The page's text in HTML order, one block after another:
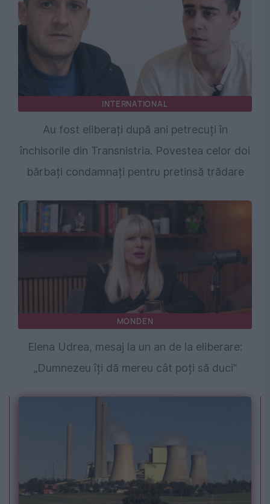
INTERNATIONAL
Au fost eliberați după ani petrecuți în
închisorile din Transnistria. Povestea celor doi
bărbați condamnați pentru pretinsă trădare
MONDEN
Elena Udrea, mesaj la un an de la eliberare:
„Dumnezeu îți dă mereu cât poți să duci”